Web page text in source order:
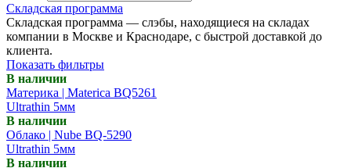
Складская программа
Складская программа — слэбы, находящиеся на складах
компании в Москве и Краснодаре, с быстрой доставкой до
клиента.
Показать фильтры
В наличии
Материка | Materica BQ5261
Ultrathin 5мм
В наличии
Облако | Nube BQ-5290
Ultrathin 5мм
В наличии